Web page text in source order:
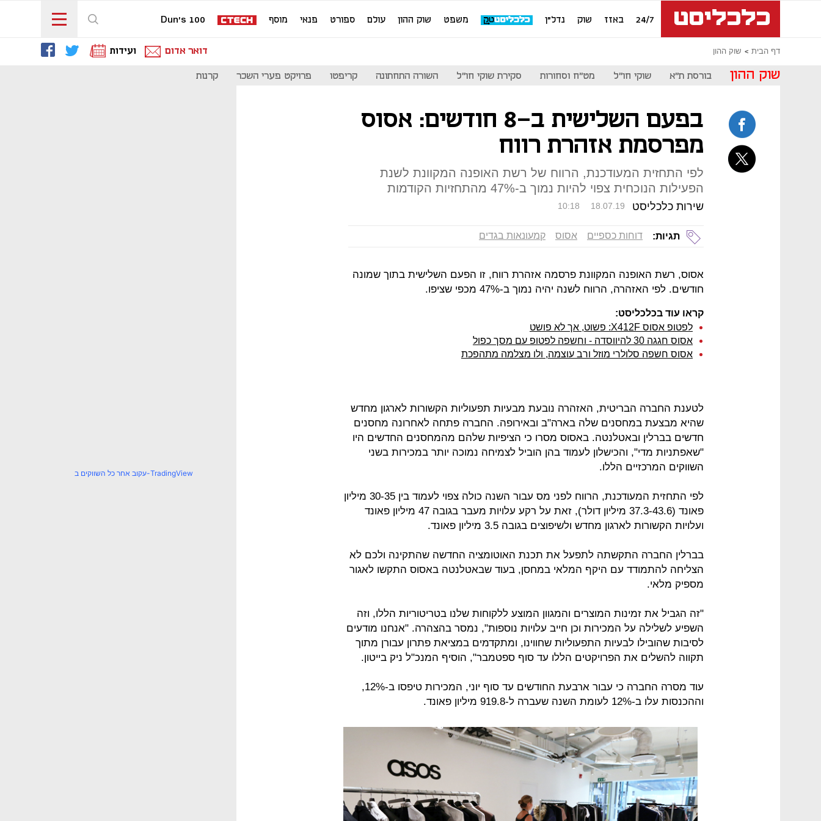
24/7 באזז שוק נדל"ן משפט שוק ההון עולם ספורט פנאי מוסף Dun's 100
דף הבית שוק ההון דואר אדום ועידות
שוק ההון בורסת ת"א שוקי חו"ל מט"ח וסחורות סקירת שוקי חו"ל השורה התחתונה קריפטו פרויקט פערי השכר קרנות
בפעם השלישית ב-8 חודשים: אסוס
מפרסמת אזהרת רווח
לפי התחזית המעודכנת, הרווח של רשת האופנה המקוונת לשנת
הפעילות הנוכחית צפוי להיות נמוך ב-47% מהתחזיות הקודמות
שירות כלכליסט 10:18 18.07.19
תגיות: דוחות כספיים אסוס קמעונאות בגדים
אסוס, רשת האופנה המקוונת פרסמה אזהרת רווח, זו הפעם השלישית בתוך שמונה
חודשים. לפי האזהרה, הרווח לשנה יהיה נמוך ב-47% מכפי שציפו.
קראו עוד בכלכליסט:
לפטופ אסוס X412F: פשוט, אך לא פושט
אסוס חגגה 30 להיווסדה - וחשפה לפטופ עם מסך כפול
אסוס חשפה סלולרי מוזל ורב עוצמה, ולו מצלמה מתהפכת
לטענת החברה הבריטית, האזהרה נובעת מבעיות תפעוליות הקשורות לארגון מחדש
שהיא מבצעת במחסנים שלה בארה"ב ובאירופה. החברה פתחה לאחרונה מחסנים
חדשים בברלין ובאטלנטה. באסוס מסרו כי הציפיות שלהם מהמחסנים החדשים היו
"שאפתניות מדי", והכישלון לעמוד בהן הוביל לצמיחה נמוכה יותר במכירות בשני
השווקים המרכזיים הללו.
לפי התחזית המעודכנת, הרווח לפני מס עבור השנה כולה צפוי לעמוד בין 30-35 מיליון
פאונד (37.3-43.6 מיליון דולר), זאת על רקע עלויות מעבר בגובה 47 מיליון פאונד
ועלויות הקשורות לארגון מחדש ולשיפוצים בגובה 3.5 מיליון פאונד.
בברלין החברה התקשתה לתפעל את תכנת האוטומציה החדשה שהתקינה ולכם לא
הצליחה להתמודד עם היקף המלאי במחסן, בעוד שבאטלנטה באסוס התקשו לאגור
מספיק מלאי.
"זה הגביל את זמינות המוצרים והמגוון המוצע ללקוחות שלנו בטריטוריות הללו, וזה
השפיע לשלילה על המכירות וכן חייב עלויות נוספות", נמסר בהצהרה. "אנחנו מודעים
לסיבות שהובילו לבעיות התפעוליות שחווינו, ומתקדמים במציאת פתרון עבורן מתוך
תקווה להשלים את הפרויקטים הללו עד סוף ספטמבר", הוסיף המנכ"ל ניק בייטון.
עוד מסרה החברה כי עבור ארבעת החודשים עד סוף יוני, המכירות טיפסו ב-12%,
וההכנסות עלו ב-12% לעומת השנה שעברה ל-919.8 מיליון פאונד.
עקוב אחר כל השווקים ב-TradingView